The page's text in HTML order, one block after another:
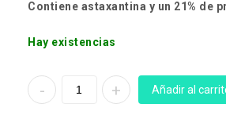
Contiene astaxantina y un 21% de
Hay existencias
Añadir al